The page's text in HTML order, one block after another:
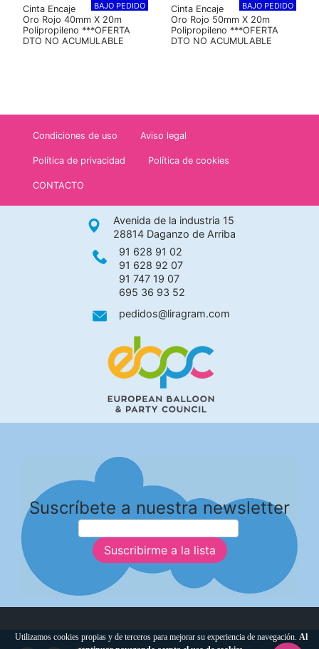
BAJO PEDIDO
Cinta Encaje
Oro Rojo 40mm X 20m
Polipropileno ***OFERTA
DTO NO ACUMULABLE
BAJO PEDIDO
Cinta Encaje
Oro Rojo 50mm X 20m
Polipropileno ***OFERTA
DTO NO ACUMULABLE
Condiciones de uso Aviso legal
Política de privacidad Política de cookies
CONTACTO
Avenida de la industria 15
28814 Daganzo de Arriba
91 628 91 02
91 628 92 07
91 747 19 07
695 36 93 52
pedidos@liragram.com
Suscríbete a nuestra newsletter
Suscribirme a la lista
Utilizamos cookies propias y de terceros para mejorar su experiencia de navegación. Al